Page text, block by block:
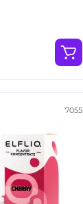
7055